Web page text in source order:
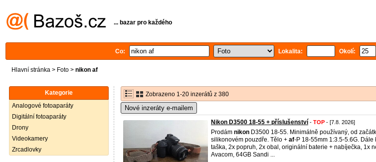
... bazar pro každého
Co: Lokalita: Okolí:
Hlavní stránka > Foto > nikon af
Kategorie
Analogové fotoaparáty
Digitální fotoaparáty
Drony
Videokamery
Zrcadlovky
Zobrazeno 1-20 inzerátů z 380
Nové inzeráty e-mailem
Nikon D3500 18-55 + příslušenství - TOP - [7.8. 2026]
Prodám nikon D3500 18-55. Minimálně používaný, od
silikonovém pouzdře. Tělo + af-P 18-55mm 1:3.5-5.6G.
taška, 2x popruh, 2x obal, originální baterie + nabíječka, 1x
Avacom, 64GB Sandi ...